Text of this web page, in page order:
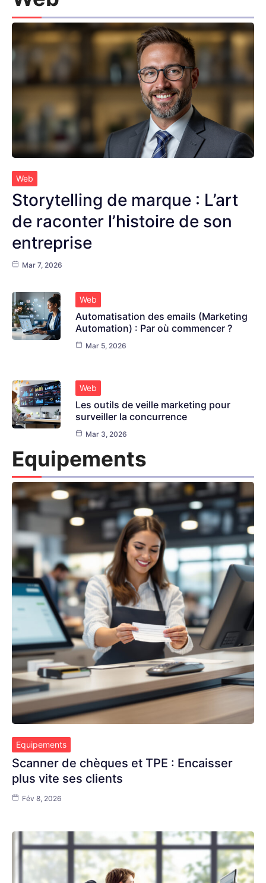
Web
Storytelling de marque : L’art
de raconter l’histoire de son
entreprise
Mar 7, 2026
Web
Automatisation des emails (Marketing
Automation) : Par où commencer ?
Mar 5, 2026
Web
Les outils de veille marketing pour
surveiller la concurrence
Mar 3, 2026
Equipements
Equipements
Scanner de chèques et TPE : Encaisser
plus vite ses clients
Fév 8, 2026